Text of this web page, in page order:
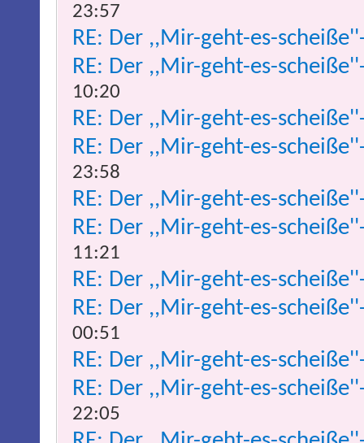
23:57
RE: Der ,,Mir-geht-es-
RE: Der ,,Mir-geht-es-
10:20
RE: Der ,,Mir-geht-es-
RE: Der ,,Mir-geht-es-
23:58
RE: Der ,,Mir-geht-es-
RE: Der ,,Mir-geht-es-
11:21
RE: Der ,,Mir-geht-es-
RE: Der ,,Mir-geht-es-
00:51
RE: Der ,,Mir-geht-es-
RE: Der ,,Mir-geht-es-
22:05